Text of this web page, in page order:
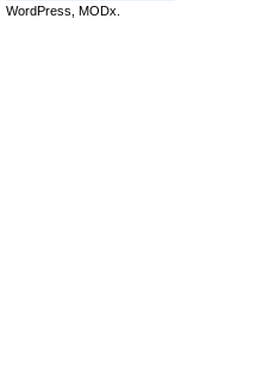
WordPress, MODx.